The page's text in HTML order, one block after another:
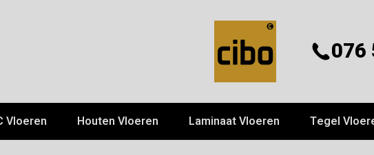
076
Vloeren Houten Vloeren Laminaat Vloeren Tegel